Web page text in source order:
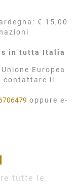
€ 15,00
in tutta Italia
Europea
contattare il
oppure e-
tutte le